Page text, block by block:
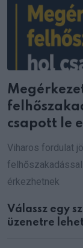
csapott le
Viharos fordulat
érkezhetnek
Válassz egy
üzenetre